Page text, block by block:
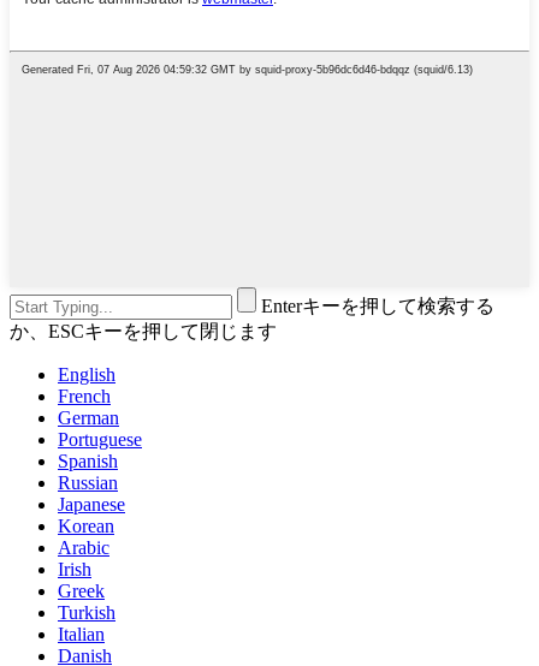
Enterキーを押して検索する
か、ESCキーを押して閉じます
English
French
German
Portuguese
Spanish
Russian
Japanese
Korean
Arabic
Irish
Greek
Turkish
Italian
Danish